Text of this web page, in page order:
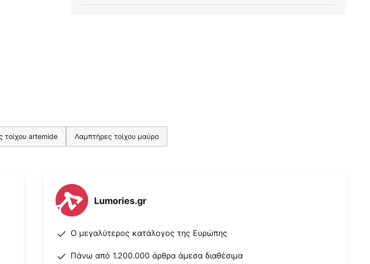
τοίχου artemide Λαμπτήρες τοίχου μαύρο
Lumories.gr
Ο μεγαλύτερος κατάλογος της Ευρώπης
Πάνω από 1.200.000 άρθρα άμεσα διαθέσιμα